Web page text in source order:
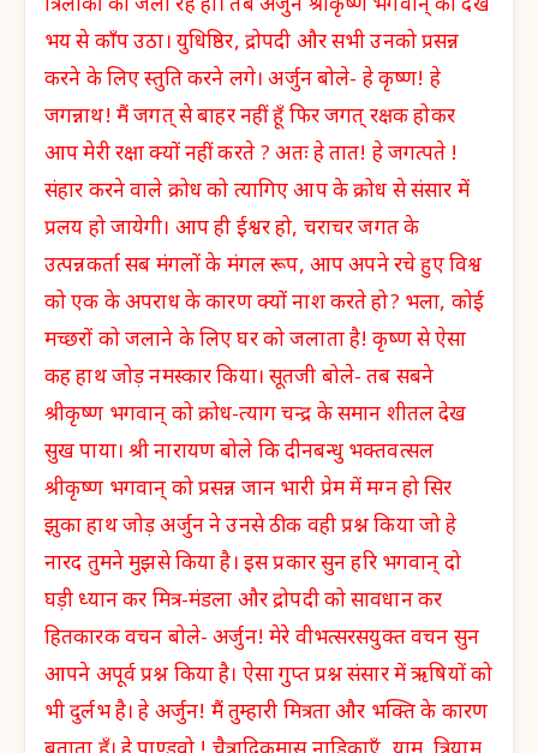
त्रिलोकी को जला रहे हों। तब अर्जुन श्रीकृष्ण भगवान् को देख
भय से काँप उठा। युधिष्ठिर, द्रोपदी और सभी उनको प्रसन्न
करने के लिए स्तुति करने लगे। अर्जुन बोले- हे कृष्ण! हे
जगन्नाथ! मैं जगत् से बाहर नहीं हूँ फिर जगत् रक्षक होकर
आप मेरी रक्षा क्यों नहीं करते ? अतः हे तात! हे जगत्पते !
संहार करने वाले क्रोध को त्यागिए आप के क्रोध से संसार में
प्रलय हो जायेगी। आप ही ईश्वर हो, चराचर जगत के
उत्पन्नकर्ता सब मंगलों के मंगल रूप, आप अपने रचे हुए विश्व
को एक के अपराध के कारण क्यों नाश करते हो? भला, कोई
मच्छरों को जलाने के लिए घर को जलाता है! कृष्ण से ऐसा
कह हाथ जोड़ नमस्कार किया। सूतजी बोले- तब सबने
श्रीकृष्ण भगवान् को क्रोध-त्याग चन्द्र के समान शीतल देख
सुख पाया। श्री नारायण बोले कि दीनबन्धु भक्तवत्सल
श्रीकृष्ण भगवान् को प्रसन्न जान भारी प्रेम में मग्न हो सिर
झुका हाथ जोड़ अर्जुन ने उनसे ठीक वही प्रश्न किया जो हे
नारद तुमने मुझसे किया है। इस प्रकार सुन हरि भगवान् दो
घड़ी ध्यान कर मित्र-मंडला और द्रोपदी को सावधान कर
हितकारक वचन बोले- अर्जुन! मेरे वीभत्सरसयुक्त वचन सुन
आपने अपूर्व प्रश्न किया है। ऐसा गुप्त प्रश्न संसार में ऋषियों को
भी दुर्लभ है। हे अर्जुन! मैं तुम्हारी मित्रता और भक्ति के कारण